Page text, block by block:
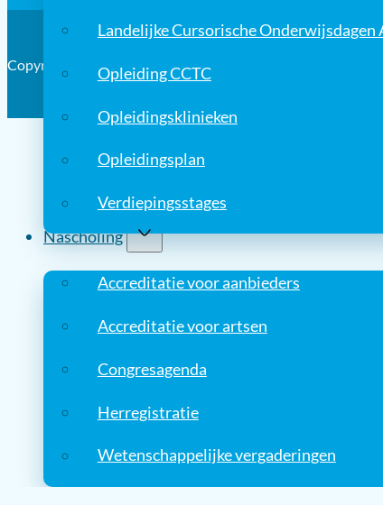
Landelijke Cursorische Onderwijsdagen
Opleiding CCTC
Opleidingsklinieken
Opleidingsplan
Verdiepingsstages
Nascholing
Accreditatie voor aanbieders
Accreditatie voor artsen
Congresagenda
Herregistratie
Wetenschappelijke vergaderingen
Copyright © 2026, Nederlandse Vereniging voor